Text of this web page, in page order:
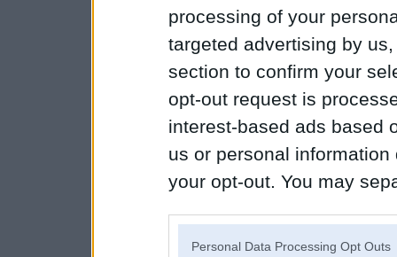
processing of your
targeted advertising by
section to confirm your
opt-out request is
interest-based ads based
us or personal
your opt-out. You may
Personal Data Processing Opt Outs